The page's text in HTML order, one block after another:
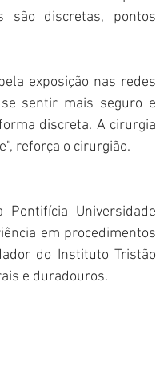
são discretas, pontos
exposição nas redes
sentir mais seguro e
discreta. A cirurgia
reforça o cirurgião.
Universidade
em procedimentos
do Instituto Tristão
e duradouros.